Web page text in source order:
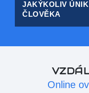
JAKÝKOLIV
ČLOVĚKA
Online